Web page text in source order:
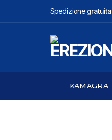
Spedizione gratuita
KAMAGRA